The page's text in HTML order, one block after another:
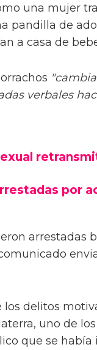
una mujer
pandilla de
a casa de
verbales
por
arrestadas
delitos
uno de
que se